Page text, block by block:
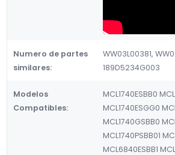
Numero de partes
similares:
WW03L00381,
189D5234G003
Modelos
Compatibles:
MCL1740ESBB0
MCL1740ESGG0
MCL1740GSBB0
MCL1740PSBB01
MCL6840ESBB1